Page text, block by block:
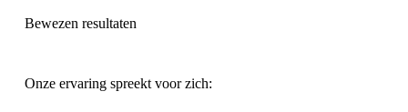
Bewezen resultaten
Onze ervaring spreekt voor zich: